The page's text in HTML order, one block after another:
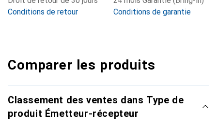
Conditions de retour
Conditions de garantie
Comparer les produits
Classement des ventes dans Type de
produit Émetteur-récepteur